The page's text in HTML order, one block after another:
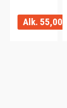
cm.
Alk. 55,00